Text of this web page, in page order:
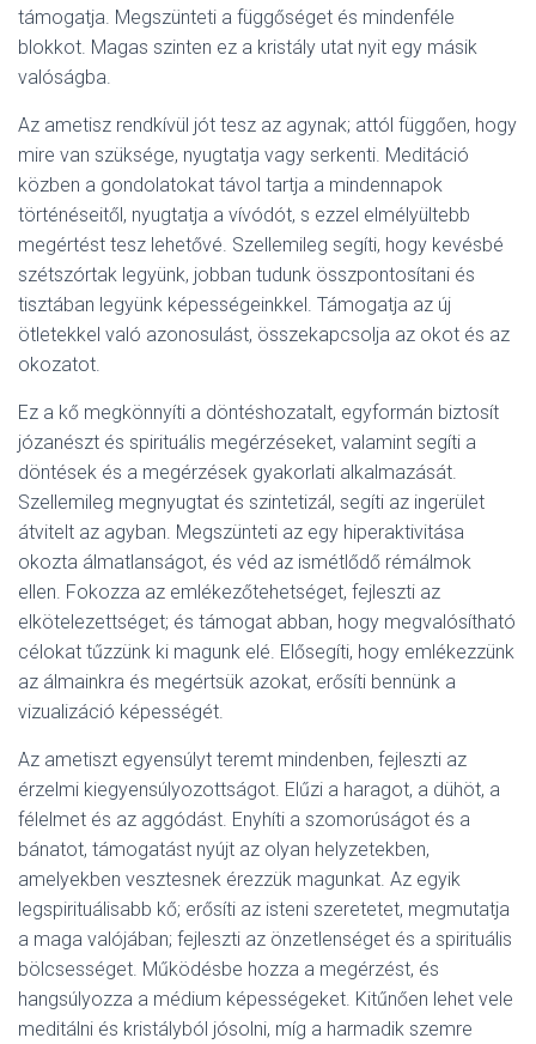
támogatja. Megszünteti a függőséget és mindenféle
blokkot. Magas szinten ez a kristály utat nyit egy másik
valóságba.
Az ametisz rendkívül jót tesz az agynak; attól függően, hogy
mire van szüksége, nyugtatja vagy serkenti. Meditáció
közben a gondolatokat távol tartja a mindennapok
történéseitől, nyugtatja a vívódót, s ezzel elmélyültebb
megértést tesz lehetővé. Szellemileg segíti, hogy kevésbé
szétszórtak legyünk, jobban tudunk összpontosítani és
tisztában legyünk képességeinkkel. Támogatja az új
ötletekkel való azonosulást, összekapcsolja az okot és az
okozatot.
Ez a kő megkönnyíti a döntéshozatalt, egyformán biztosít
józanészt és spirituális megérzéseket, valamint segíti a
döntések és a megérzések gyakorlati alkalmazását.
Szellemileg megnyugtat és szintetizál, segíti az ingerület
átvitelt az agyban. Megszünteti az egy hiperaktivitása
okozta álmatlanságot, és véd az ismétlődő rémálmok
ellen. Fokozza az emlékezőtehetséget, fejleszti az
elkötelezettséget; és támogat abban, hogy megvalósítható
célokat tűzzünk ki magunk elé. Elősegíti, hogy emlékezzünk
az álmainkra és megértsük azokat, erősíti bennünk a
vizualizáció képességét.
Az ametiszt egyensúlyt teremt mindenben, fejleszti az
érzelmi kiegyensúlyozottságot. Elűzi a haragot, a dühöt, a
félelmet és az aggódást. Enyhíti a szomorúságot és a
bánatot, támogatást nyújt az olyan helyzetekben,
amelyekben vesztesnek érezzük magunkat. Az egyik
legspirituálisabb kő; erősíti az isteni szeretetet, megmutatja
a maga valójában; fejleszti az önzetlenséget és a spirituális
bölcsességet. Működésbe hozza a megérzést, és
hangsúlyozza a médium képességeket. Kitűnően lehet vele
meditálni és kristályból jósolni, míg a harmadik szemre